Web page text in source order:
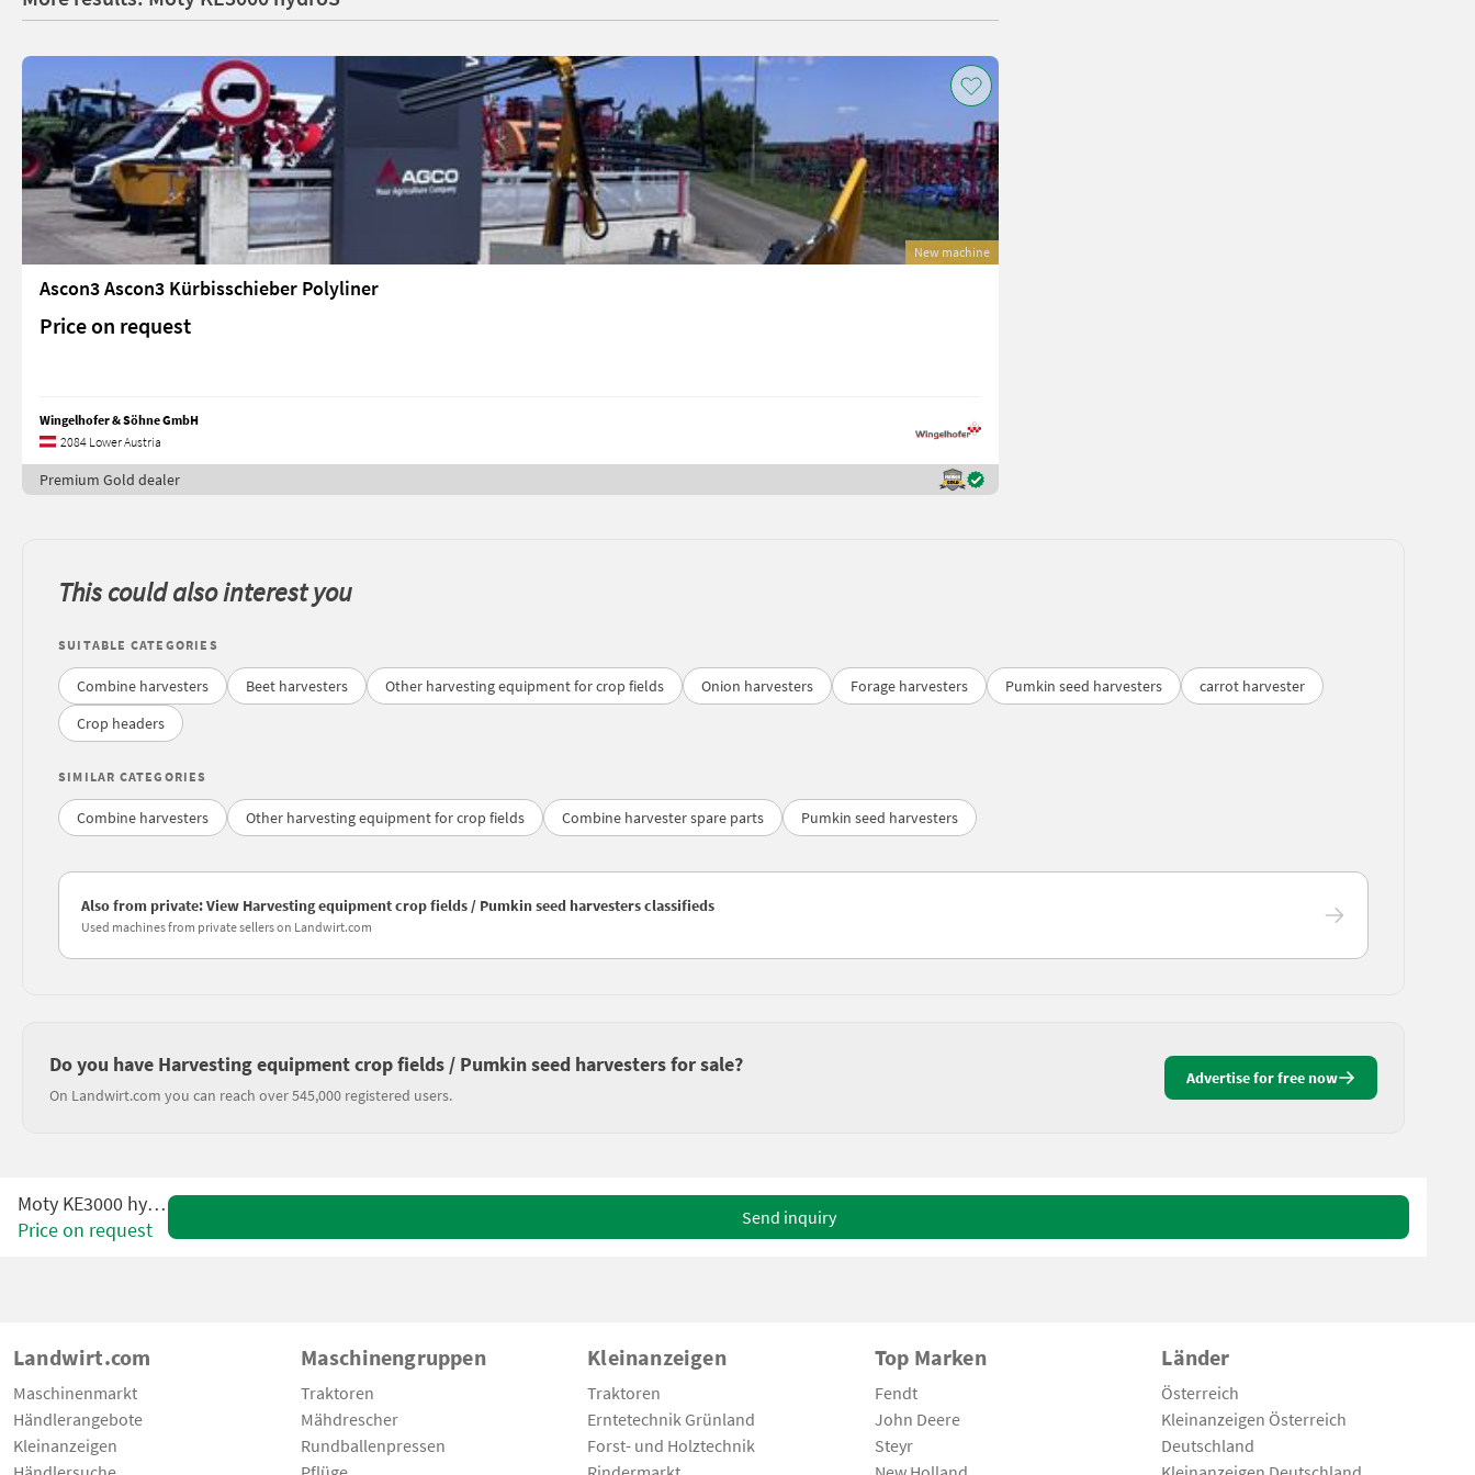
New machine
Ascon3 Ascon3 Kürbisschieber Polyliner
Price on request
Wingelhofer & Söhne GmbH
2084 Lower Austria
Premium Gold dealer
This could also interest you
SUITABLE CATEGORIES
Combine harvesters Beet harvesters Other harvesting equipment for crop fields Onion harvesters Forage harvesters Pumkin seed harvesters
carrot harvester
Crop headers
SIMILAR CATEGORIES
Combine harvesters Other harvesting equipment for crop fields Combine harvester spare parts Pumkin seed harvesters
Also from private: View Harvesting equipment crop fields / Pumkin seed harvesters classifieds
Used machines from private sellers on Landwirt.com
Do you have Harvesting equipment crop fields / Pumkin seed harvesters for sale?
On Landwirt.com you can reach over 545,000 registered users.
Advertise for free now
Moty KE3000 hydroS
Price on request
Send inquiry
Landwirt.com
Maschinenmarkt
Händlerangebote
Kleinanzeigen
Maschinengruppen
Traktoren
Mähdrescher
Rundballenpressen
Kleinanzeigen
Traktoren
Erntetechnik Grünland
Forst- und Holztechnik
Top Marken
Fendt
John Deere
Steyr
Länder
Österreich
Kleinanzeigen Österreich
Deutschland